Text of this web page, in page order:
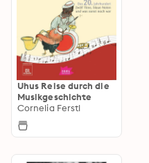
Uhus Reise durch die
Musikgeschichte
Cornelia Ferstl